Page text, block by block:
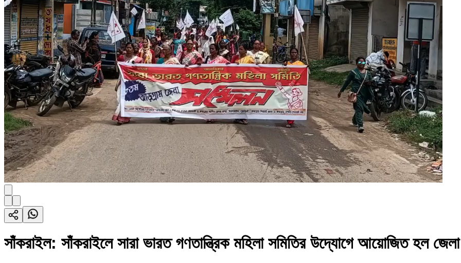
সাঁকরাইল: সাঁকরাইলে সারা ভারত গণতান্ত্রিক মহিলা সমিতির উদ্যোগে আয়োজিত হল